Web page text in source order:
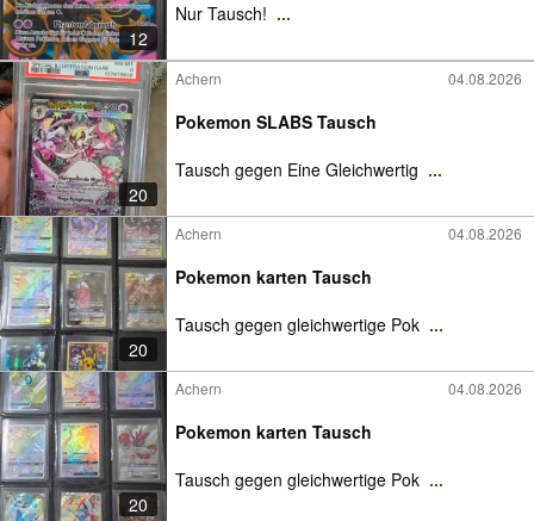
12
Nur Tausch! ...
20
Achern 04.08.2026
Pokemon SLABS Tausch
Tausch gegen Eine Gleichwertig ...
20
Achern 04.08.2026
Pokemon karten Tausch
Tausch gegen gleichwertige Pok ...
20
Achern 04.08.2026
Pokemon karten Tausch
Tausch gegen gleichwertige Pok ...